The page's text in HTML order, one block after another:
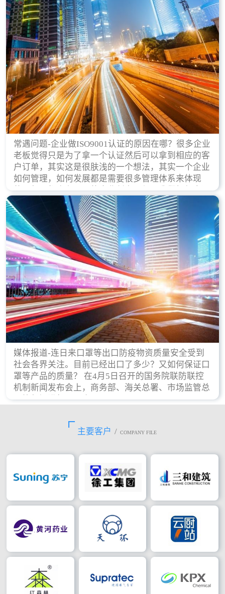
常遇问题-企业做ISO9001认证的原因在哪？很多企业
老板觉得只是为了拿一个认证然后可以拿到相应的客
户订单，其实这是很肤浅的一个想法，其实一个企业
如何管理，如何发展都是需要很多管理体系来体现
的，每天都会有不同的企业创立，但是我们如何去证
实一个企业的合法，有质量保证了？这就是ISO9001
认证体现价值的时候，那么键锋小编就来细说下企业
做ISO9001认证的根本原因。
媒体报道-连日来口罩等出口防疫物资质量安全受到
社会各界关注。目前已经出口了多少？又如何保证口
罩等产品的质量？ 在4月5日召开的国务院联防联控
机制新闻发布会上，商务部、海关总署、市场监管总
局等部门进行了回应。
主要客户 / COMPANY FILE